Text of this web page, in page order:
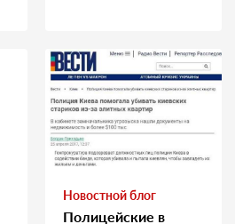
Новостной блог
Полицейские в